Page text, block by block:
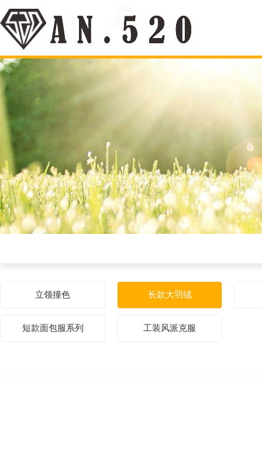
立领撞色 长款大羽绒
短款面包服系列 工装风派克服